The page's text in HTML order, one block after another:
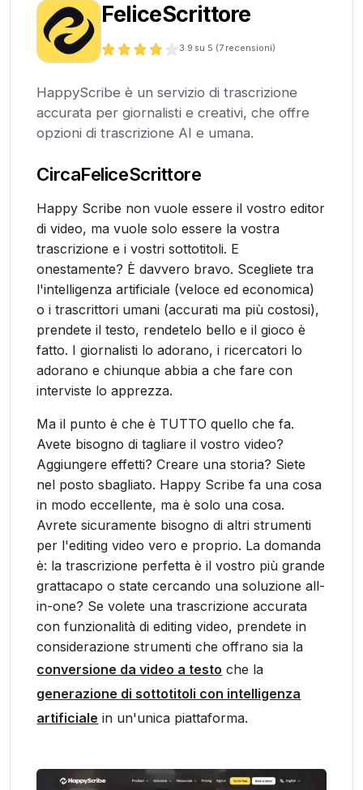
FeliceScrittore
3.9 su 5 (7 recensioni)
HappyScribe è un servizio di trascrizione
accurata per giornalisti e creativi, che offre
opzioni di trascrizione AI e umana.
CircaFeliceScrittore
Happy Scribe non vuole essere il vostro editor
di video, ma vuole solo essere la vostra
trascrizione e i vostri sottotitoli. E
onestamente? È davvero bravo. Scegliete tra
l'intelligenza artificiale (veloce ed economica)
o i trascrittori umani (accurati ma più costosi),
prendete il testo, rendetelo bello e il gioco è
fatto. I giornalisti lo adorano, i ricercatori lo
adorano e chiunque abbia a che fare con
interviste lo apprezza.
Ma il punto è che è TUTTO quello che fa.
Avete bisogno di tagliare il vostro video?
Aggiungere effetti? Creare una storia? Siete
nel posto sbagliato. Happy Scribe fa una cosa
in modo eccellente, ma è solo una cosa.
Avrete sicuramente bisogno di altri strumenti
per l'editing video vero e proprio. La domanda
è: la trascrizione perfetta è il vostro più grande
grattacapo o state cercando una soluzione all-
in-one? Se volete una trascrizione accurata
con funzionalità di editing video, prendete in
considerazione strumenti che offrano sia la
conversione da video a testo che la
generazione di sottotitoli con intelligenza
artificiale in un'unica piattaforma.